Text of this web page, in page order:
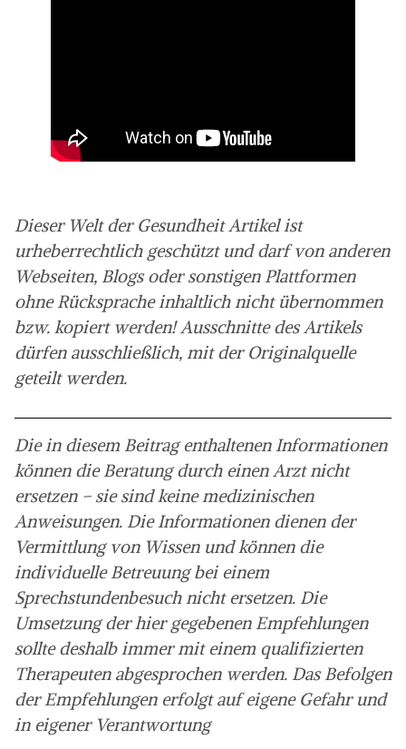
Dieser Welt der Gesundheit Artikel ist
urheberrechtlich geschützt und darf von anderen
Webseiten, Blogs oder sonstigen Plattformen
ohne Rücksprache inhaltlich nicht übernommen
bzw. kopiert werden! Ausschnitte des Artikels
dürfen ausschließlich, mit der Originalquelle
geteilt werden.
Die in diesem Beitrag enthaltenen Informationen
können die Beratung durch einen Arzt nicht
ersetzen – sie sind keine medizinischen
Anweisungen. Die Informationen dienen der
Vermittlung von Wissen und können die
individuelle Betreuung bei einem
Sprechstundenbesuch nicht ersetzen. Die
Umsetzung der hier gegebenen Empfehlungen
sollte deshalb immer mit einem qualifizierten
Therapeuten abgesprochen werden. Das Befolgen
der Empfehlungen erfolgt auf eigene Gefahr und
in eigener Verantwortung